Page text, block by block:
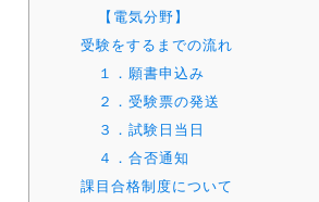
【電気分野】
受験をするまでの流れ
１．願書申込み
２．受験票の発送
３．試験日当日
４．合否通知
課目合格制度について